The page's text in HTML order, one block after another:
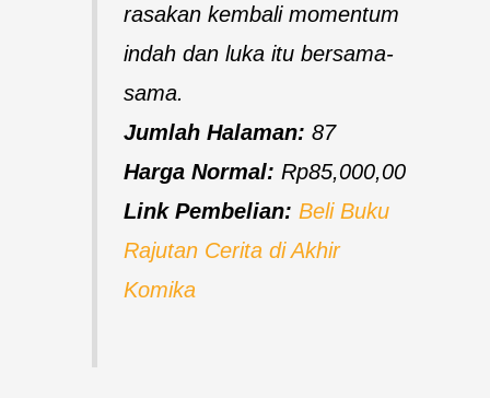
rasakan kembali momentum
indah dan luka itu bersama-
sama.
Jumlah Halaman: 87
Harga Normal: Rp85,000,00
Link Pembelian: Beli Buku
Rajutan Cerita di Akhir
Komika